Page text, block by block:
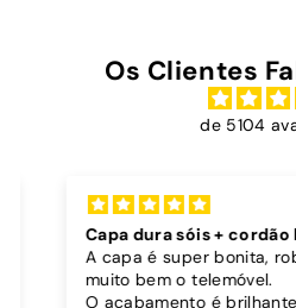
Os Clientes
de 5104
Capa dura sóis + cordão
A capa é super bonita,
muito bem o telemóvel.
O acabamento é brilhante,